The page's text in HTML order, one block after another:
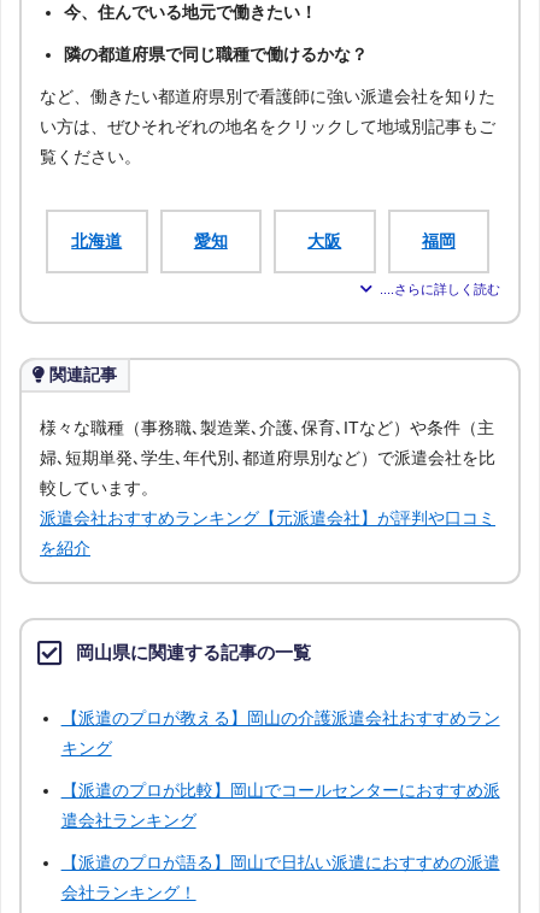
今、住んでいる地元で働きたい！
隣の都道府県で同じ職種で働けるかな？
など、働きたい都道府県別で看護師に強い派遣会社を知りた
い方は、ぜひそれぞれの地名をクリックして地域別記事もご
覧ください。
北海道 愛知 大阪 福岡
岩手
茨城 栃木 群馬 埼玉
千葉
福井 山梨 長野 岐阜
関連記事
様々な職種（事務職､製造業､介護､保育､ITなど）や条件（主
婦､短期単発､学生､年代別､都道府県別など）で派遣会社を比
較しています。
派遣会社おすすめランキング【元派遣会社】が評判や口コミ
を紹介
岡山県に関連する記事の一覧
【派遣のプロが教える】岡山の介護派遣会社おすすめラン
キング
【派遣のプロが比較】岡山でコールセンターにおすすめ派
遣会社ランキング
【派遣のプロが語る】岡山で日払い派遣におすすめの派遣
会社ランキング！